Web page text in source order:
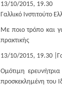
13/10/2015, 19.30
Γαλλικό Ινστιτούτο
Με ποιο τρόπο και
πρακτικής
13/10/2015, 19.30
Ομότιμη
προσκεκλημένη του